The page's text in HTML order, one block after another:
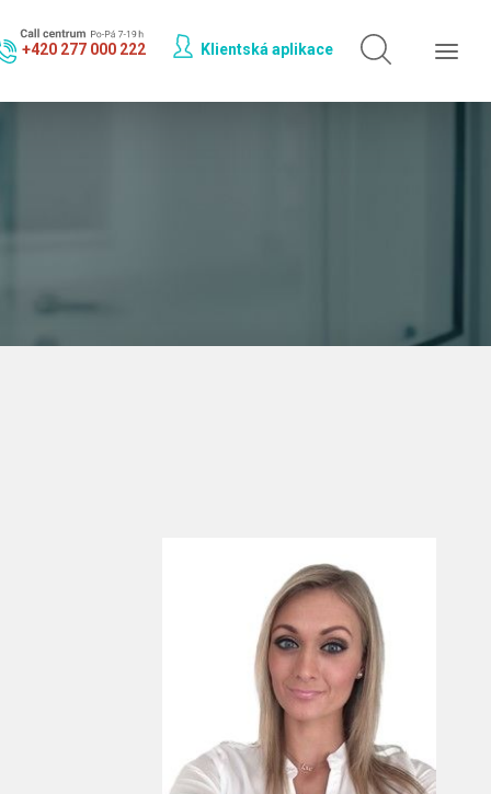
+420 277 000 222 Klientská aplikace
Hledat jen v
Hledat jen vodbornostech